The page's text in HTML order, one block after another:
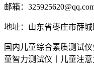
邮箱：
地址：山东省枣庄市薛
国内儿童综合素质测试
童智力测试仪丨儿童注